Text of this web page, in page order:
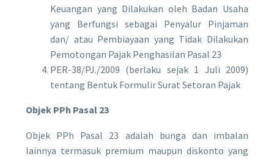
Keuangan yang Dilakukan oleh Badan Usaha
yang Berfungsi sebagai Penyalur Pinjaman
dan/ atau Pembiayaan yang Tidak Dilakukan
Pemotongan Pajak Penghasilan Pasal 23
PER-38/PJ./2009 (berlaku sejak 1 Juli 2009)
tentang Bentuk Formulir Surat Setoran Pajak
Objek PPh Pasal 23
Objek PPh Pasal 23 adalah bunga dan imbalan
lainnya termasuk premium maupun diskonto yang